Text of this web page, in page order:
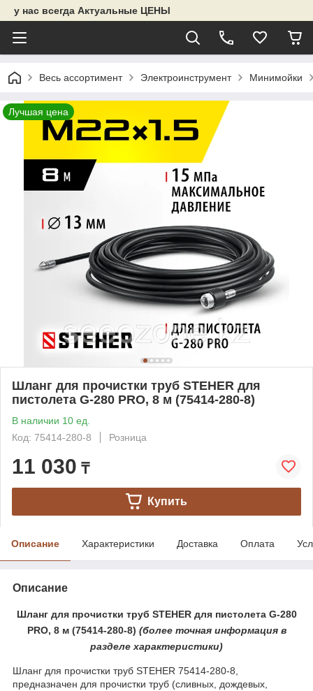
у нас всегда Актуальные ЦЕНЫ
Весь ассортимент Электроинструмент Минимойки
Лучшая цена
Шланг для прочистки труб STEHER для
пистолета G-280 PRO, 8 м (75414-280-8)
В наличии 10 ед.
Код: 75414-280-8
Розница
11 030 ₸
Купить
Описание Характеристики Доставка Оплата
Описание
Шланг для прочистки труб STEHER для пистолета G-280
PRO, 8 м (75414-280-8) (более точная информация в
разделе характеристики)
Шланг для прочистки труб STEHER 75414-280-8,
предназначен для прочистки труб (сливных, дождевых,